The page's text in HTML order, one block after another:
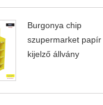
Burgonya chip
szupermarket papír
kijelző állvány